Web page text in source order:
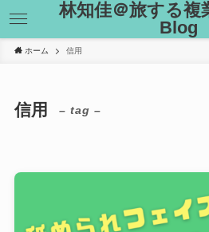
林知佳＠旅する複
Blog
ホーム 信用
信用 – tag –